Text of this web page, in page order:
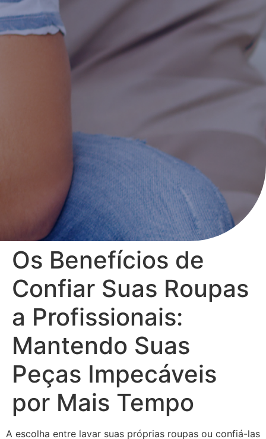
Os Benefícios de
Confiar Suas Roupas
a Profissionais:
Mantendo Suas
Peças Impecáveis
por Mais Tempo
A escolha entre lavar suas próprias roupas ou confiá-las